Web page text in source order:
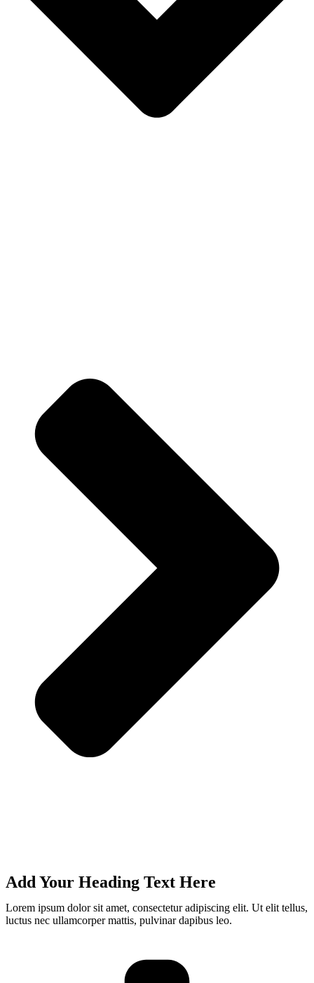
Add Your Heading Text Here
Lorem ipsum dolor sit amet, consectetur adipiscing elit. Ut elit tellus,
luctus nec ullamcorper mattis, pulvinar dapibus leo.